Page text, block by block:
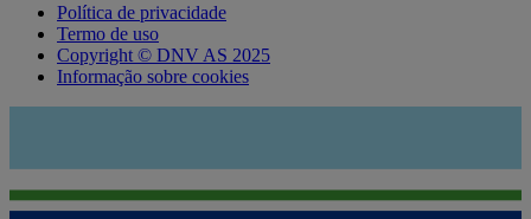
Política de privacidade
Termo de uso
Copyright © DNV AS 2025
Informação sobre cookies